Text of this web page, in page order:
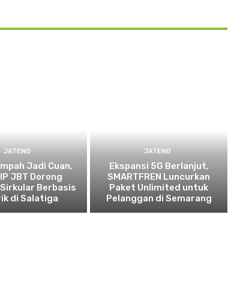
JATENG
Jadi Cuan,
JBT Dorong
Berbasis
di Salatiga
JATENG
Ekspansi 5G Berlanjut,
SMARTFREN Luncurkan
Paket Unlimited untuk
Pelanggan di Semarang